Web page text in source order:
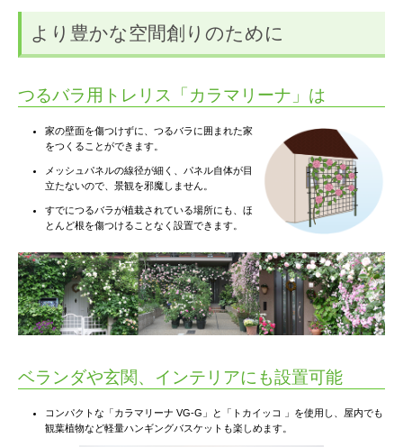
より豊かな空間創りのために
つるバラ用トレリス「カラマリーナ」は
家の壁面を傷つけずに、つるバラに囲まれた家
をつくることができます。
メッシュパネルの線径が細く、パネル自体が目
立たないので、景観を邪魔しません。
すでにつるバラが植栽されている場所にも、ほ
とんど根を傷つけることなく設置できます。
ベランダや玄関、インテリアにも設置可能
コンパクトな「カラマリーナ VG-G」と「トカイッコ 」を使用し、屋内でも
観葉植物など軽量ハンギングバスケットも楽しめます。